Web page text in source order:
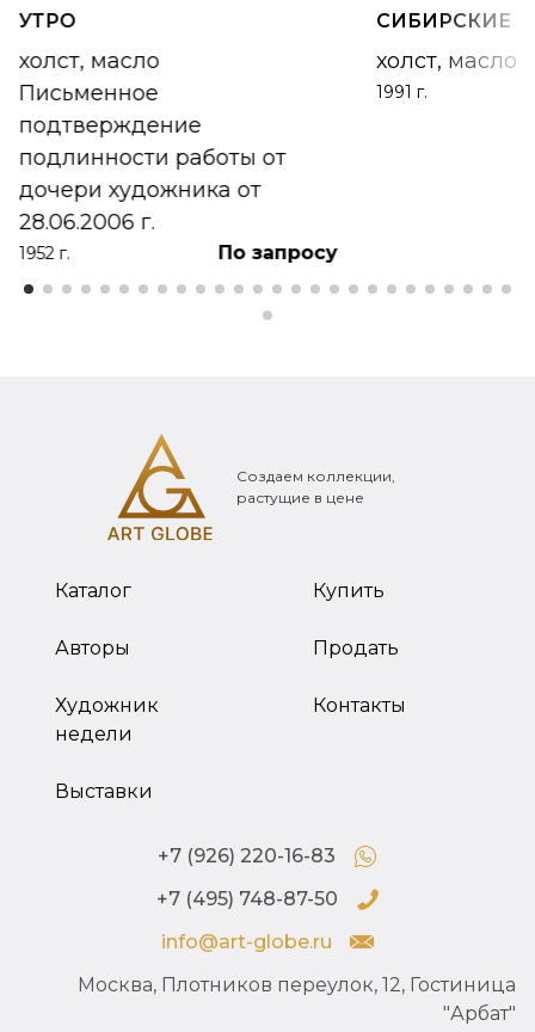
УТРО
холст, масло
Письменное
подтверждение
подлинности работы от
дочери художника от
28.06.2006 г.
1952 г. По запросу
СИБИРСКИЕ
холст, масло
1991 г.
Создаем коллекции,
растущие в цене
Каталог
Авторы
Художник
недели
Выставки
Купить
Продать
Контакты
+7 (926) 220-16-83
+7 (495) 748-87-50
info@art-globe.ru
Москва, Плотников переулок, 12, Гостиница
"Арбат"